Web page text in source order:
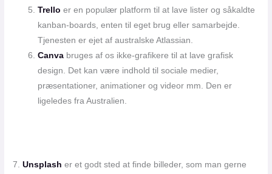
Trello er en populær platform til at lave lister og såkaldte
kanban-boards, enten til eget brug eller samarbejde.
Tjenesten er ejet af australske Atlassian.
Canva bruges af os ikke-grafikere til at lave grafisk
design. Det kan være indhold til sociale medier,
præsentationer, animationer og videor mm. Den er
ligeledes fra Australien.
7.Unsplash er et godt sted at finde billeder, som man gerne